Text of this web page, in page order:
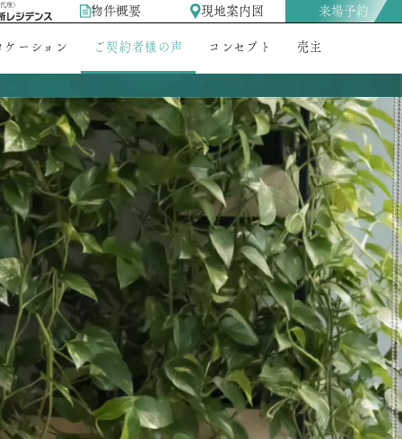
理〉 物件概要 現地案内図 来場予約
ケーション ご契約者様の声 コンセプト 売主